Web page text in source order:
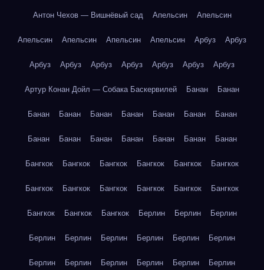
Антон Чехов — Вишнёвый сад Апельсин Апельсин
Апельсин Апельсин Апельсин Апельсин Арбуз Арбуз
Арбуз Арбуз Арбуз Арбуз Арбуз Арбуз Арбуз
Артур Конан Дойл — Собака Баскервилей Банан Банан
Банан Банан Банан Банан Банан Банан Банан
Банан Банан Банан Банан Банан Банан Банан
Бангкок Бангкок Бангкок Бангкок Бангкок Бангкок
Бангкок Бангкок Бангкок Бангкок Бангкок Бангкок
Бангкок Бангкок Бангкок Берлин Берлин Берлин
Берлин Берлин Берлин Берлин Берлин Берлин
Берлин Берлин Берлин Берлин Берлин Берлин